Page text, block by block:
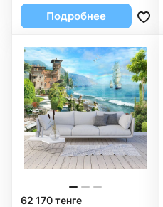
Подробнее
62 170 тенге